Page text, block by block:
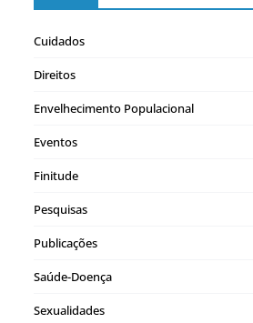
Cuidados
Direitos
Envelhecimento Populacional
Eventos
Finitude
Pesquisas
Publicações
Saúde-Doença
Sexualidades